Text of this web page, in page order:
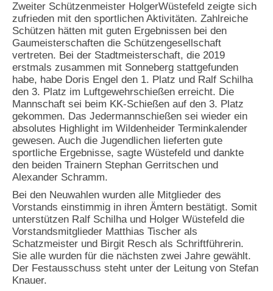
Zweiter Schützenmeister HolgerWüstefeld zeigte sich
zufrieden mit den sportlichen Aktivitäten. Zahlreiche
Schützen hätten mit guten Ergebnissen bei den
Gaumeisterschaften die Schützengesellschaft
vertreten. Bei der Stadtmeisterschaft, die 2019
erstmals zusammen mit Sonneberg stattgefunden
habe, habe Doris Engel den 1. Platz und Ralf Schilha
den 3. Platz im Luftgewehrschießen erreicht. Die
Mannschaft sei beim KK-Schießen auf den 3. Platz
gekommen. Das Jedermannschießen sei wieder ein
absolutes Highlight im Wildenheider Terminkalender
gewesen. Auch die Jugendlichen lieferten gute
sportliche Ergebnisse, sagte Wüstefeld und dankte
den beiden Trainern Stephan Gerritschen und
Alexander Schramm.
Bei den Neuwahlen wurden alle Mitglieder des
Vorstands einstimmig in ihren Ämtern bestätigt. Somit
unterstützen Ralf Schilha und Holger Wüstefeld die
Vorstandsmitglieder Matthias Tischer als
Schatzmeister und Birgit Resch als Schriftführerin.
Sie alle wurden für die nächsten zwei Jahre gewählt.
Der Festausschuss steht unter der Leitung von Stefan
Knauer.